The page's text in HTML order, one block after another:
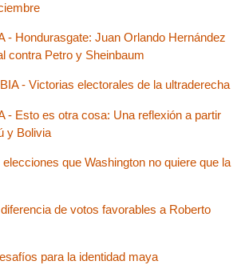
- Hondurasgate: Juan Orlando Hernández
contra Petro y Sheinbaum
- Victorias electorales de la ultraderecha
- Esto es otra cosa: Una reflexión a partir
y Bolivia
que Washington no quiere que la
de votos favorables a Roberto
para la identidad maya